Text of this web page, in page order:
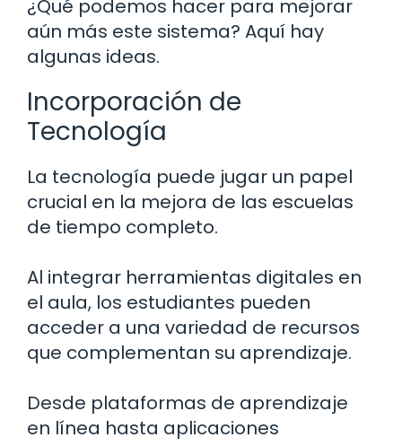
¿Qué podemos hacer para mejorar
aún más este sistema? Aquí hay
algunas ideas.
Incorporación de
Tecnología
La tecnología puede jugar un papel
crucial en la mejora de las escuelas
de tiempo completo.
Al integrar herramientas digitales en
el aula, los estudiantes pueden
acceder a una variedad de recursos
que complementan su aprendizaje.
Desde plataformas de aprendizaje
en línea hasta aplicaciones